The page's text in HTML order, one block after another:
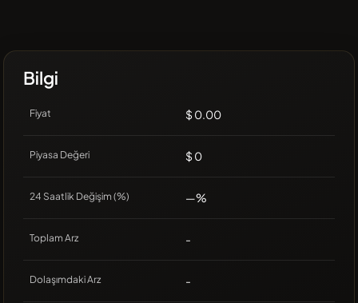
Bilgi
Fiyat $ 0.00
Piyasa Değeri $ 0
24 Saatlik Değişim (%) —%
Toplam Arz -
Dolaşımdaki Arz -